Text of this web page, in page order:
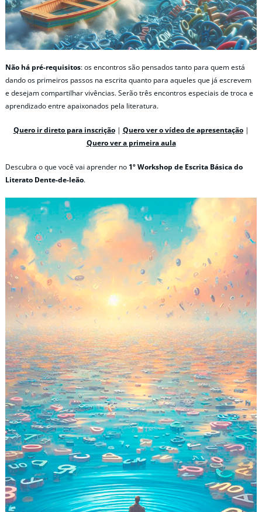
Não há pré-requisitos: os encontros são pensados tanto para quem está
dando os primeiros passos na escrita quanto para aqueles que já escrevem
e desejam compartilhar vivências. Serão três encontros especiais de troca e
aprendizado entre apaixonados pela literatura.
Quero ir direto para inscrição| Quero ver o vídeo de apresentação|
Quero ver a primeira aula
Descubra o que você vai aprender no 1º Workshop de Escrita Básica do
Literato Dente-de-leão.